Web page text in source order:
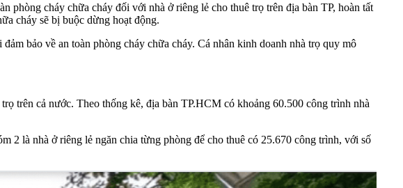
cháy chữa cháy đối với nhà ở riêng lẻ cho thuê trọ trên địa bàn TP, hoàn tất
cháy sẽ bị buộc dừng hoạt động.
bảo về an toàn phòng cháy chữa cháy. Cá nhân kinh doanh nhà trọ quy mô
trên cả nước. Theo thống kê, địa bàn TP.HCM có khoảng 60.500 công trình nhà
2 là nhà ở riêng lẻ ngăn chia từng phòng để cho thuê có 25.670 công trình, với số